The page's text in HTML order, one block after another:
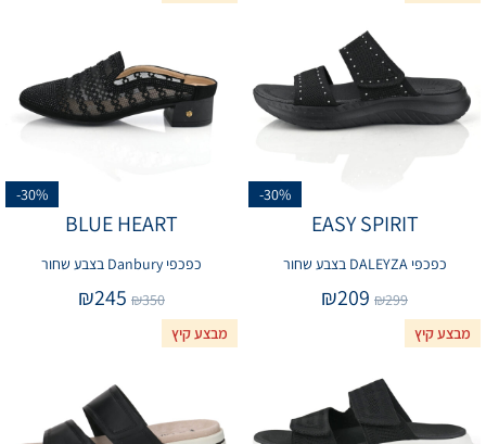
-30%
EASY SPIRIT
כפכפי DALEYZA בצבע שחור
₪299
₪209
-30%
BLUE HEART
כפכפי Danbury בצבע שחור
₪350
₪245
מבצע קיץ מבצע קיץ